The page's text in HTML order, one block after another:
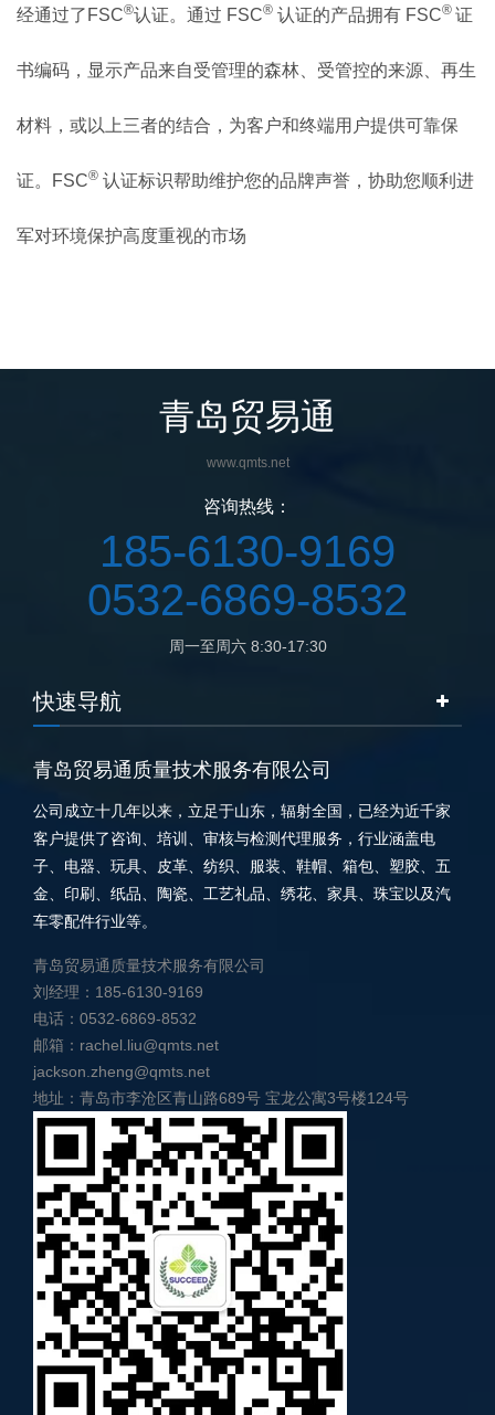
经通过了 FSC®认证。通过 FSC® 认证的产品拥有 FSC® 证
书编码，显示产品来自受管理的森林、受管控的来源、再生
材料，或以上三者的结合，为客户和终端用户提供可靠保
证。 FSC® 认证标识帮助维护您的品牌声誉，协助您顺利进
军对环境保护高度重视的市场
青岛贸易通
www.qmts.net
咨询热线：
185-6130-9169
0532-6869-8532
周一至周六 8:30-17:30
快速导航
青岛贸易通质量技术服务有限公司
公司成立十几年以来，立足于山东，辐射全国，已经为近千家
客户提供了咨询、培训、审核与检测代理服务，行业涵盖电
子、电器、玩具、皮革、纺织、服装、鞋帽、箱包、塑胶、五
金、印刷、纸品、陶瓷、工艺礼品、绣花、家具、珠宝以及汽
车零配件行业等。
青岛贸易通质量技术服务有限公司
刘经理：185-6130-9169
电话：0532-6869-8532
邮箱：rachel.liu@qmts.net
jackson.zheng@qmts.net
地址：青岛市李沧区青山路689号 宝龙公寓3号楼124号